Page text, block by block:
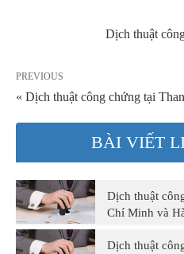
Dịch thuật
PREVIOUS
« Dịch thuật công chứng tại
BÀI VIẾT
Dịch thuật
Chí Minh và
Dịch thuật